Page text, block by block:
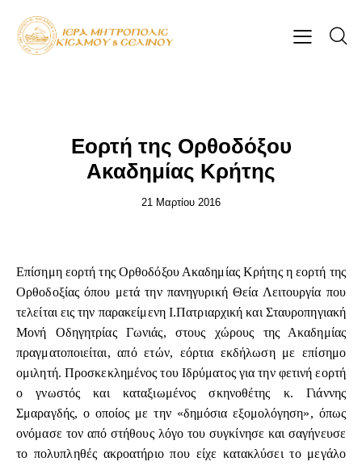
Εορτή της Ορθοδόξου
Ακαδημίας Κρήτης
21 Μαρτίου 2016
Επίσημη εορτή της Ορθοδόξου Ακαδημίας Κρήτης η εορτή της
Ορθοδοξίας όπου μετά την πανηγυρική Θεία Λειτουργία που
τελείται εις την παρακείμενη Ι.Πατριαρχική και Σταυροπηγιακή
Μονή Οδηγητρίας Γωνιάς, στους χώρους της Ακαδημίας
πραγματοποιείται, από ετών, εόρτια εκδήλωση με επίσημο
ομιλητή. Προσκεκλημένος του Ιδρύματος για την φετινή εορτή
ο γνωστός και καταξιωμένος σκηνοθέτης κ. Γιάννης
Σμαραγδής, ο οποίος με την «δημόσια εξομολόγηση», όπως
ονόμασε τον από στήθους λόγο του συγκίνησε και σαγήνευσε
το πολυπληθές ακροατήριο που είχε κατακλύσει το μεγάλο